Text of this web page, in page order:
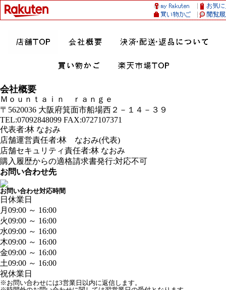
会社概要
Ｍｏｕｎｔａｉｎ ｒａｎｇｅ
〒5620036 大阪府箕面市船場西２－１４－３９
TEL:07092848099 FAX:0727107371
代表者:林 なおみ
店舗運営責任者:林 なおみ(代表)
店舗セキュリティ責任者:林 なおみ
購入履歴からの適格請求書発行:対応不可
お問い合わせ先
お問い合わせ対応時間
日 休業日
月 09:00 ～ 16:00
火09:00 ～ 16:00
水09:00 ～ 16:00
木09:00 ～ 16:00
金09:00 ～ 16:00
土09:00 ～ 16:00
祝休業日
※お問い合わせには3営業日以内に返信します。